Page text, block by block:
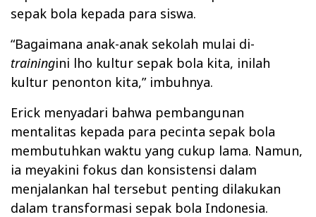
sepak bola kepada para siswa.
“Bagaimana anak-anak sekolah mulai di-
trainingini lho kultur sepak bola kita, inilah
kultur penonton kita,” imbuhnya.
Erick menyadari bahwa pembangunan
mentalitas kepada para pecinta sepak bola
membutuhkan waktu yang cukup lama. Namun,
ia meyakini fokus dan konsistensi dalam
menjalankan hal tersebut penting dilakukan
dalam transformasi sepak bola Indonesia.